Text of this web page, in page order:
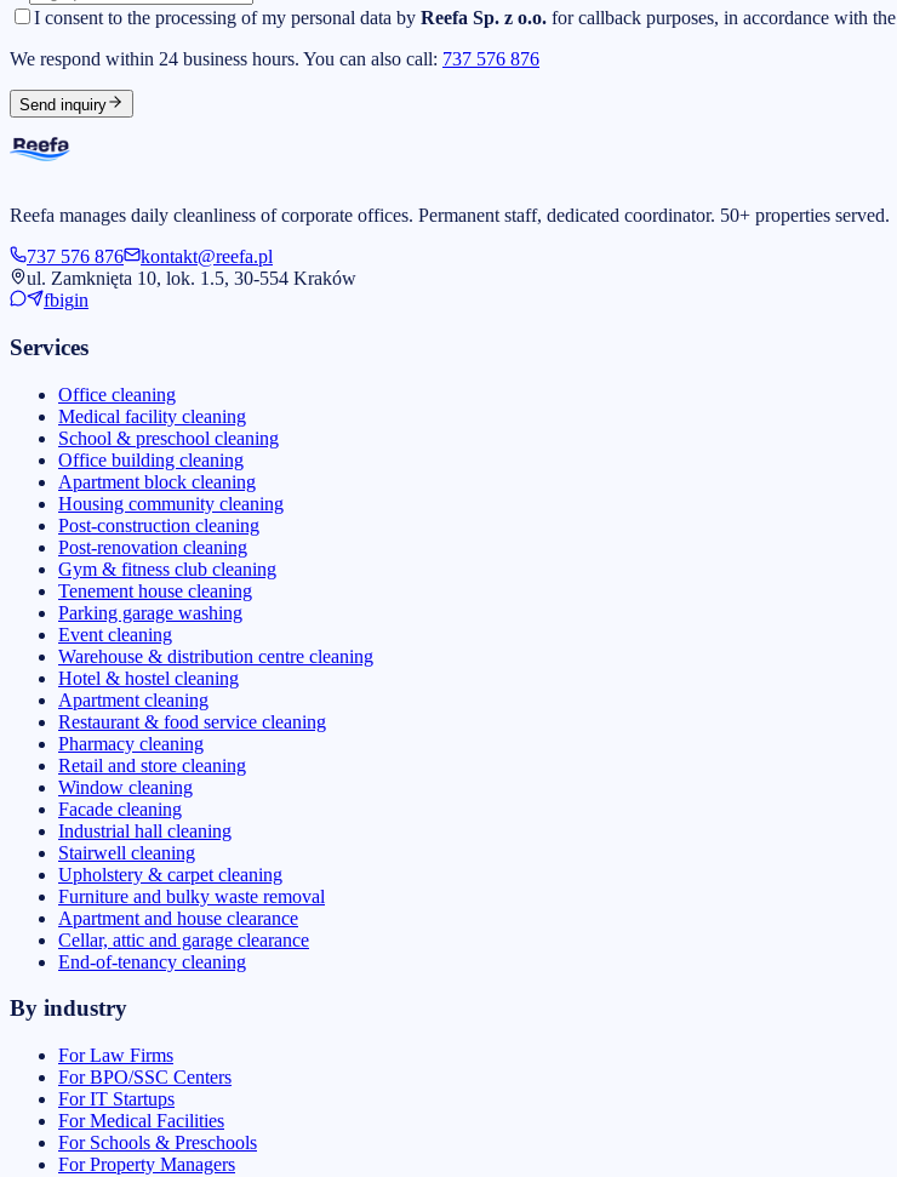
I consent to the processing of my personal data by Reefa Sp. z o.o. for callback purposes, in accordance with the
We respond within 24 business hours. You can also call: 737 576 876
Send inquiry
Reefa manages daily cleanliness of corporate offices. Permanent staff, dedicated coordinator. 50+ properties served.
737 576 876
kontakt@reefa.pl
ul. Zamknięta 10, lok. 1.5, 30-554 Kraków
fbigin
Services
Office cleaning
Medical facility cleaning
School & preschool cleaning
Office building cleaning
Apartment block cleaning
Housing community cleaning
Post-construction cleaning
Post-renovation cleaning
Gym & fitness club cleaning
Tenement house cleaning
Parking garage washing
Event cleaning
Warehouse & distribution centre cleaning
Hotel & hostel cleaning
Apartment cleaning
Restaurant & food service cleaning
Pharmacy cleaning
Retail and store cleaning
Window cleaning
Facade cleaning
Industrial hall cleaning
Stairwell cleaning
Upholstery & carpet cleaning
Furniture and bulky waste removal
Apartment and house clearance
Cellar, attic and garage clearance
End-of-tenancy cleaning
By industry
For Law Firms
For BPO/SSC Centers
For IT Startups
For Medical Facilities
For Schools & Preschools
For Property Managers